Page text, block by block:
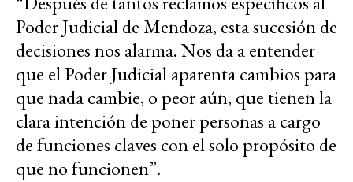
Poder Judicial de Mendoza, esta sucesión de
decisiones nos alarma. Nos da a entender
que el Poder Judicial aparenta cambios para
que nada cambie, o peor aún, que tienen la
clara intención de poner personas a cargo
de funciones claves con el solo propósito de
que no funcionen”.